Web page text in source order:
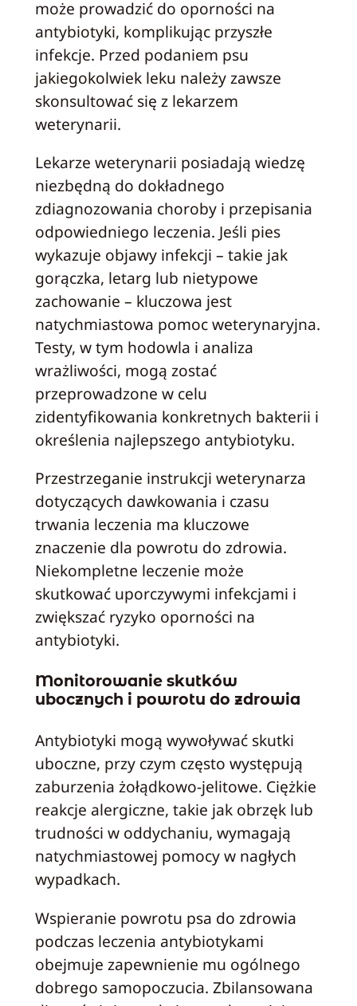
może prowadzić do oporności na
antybiotyki, komplikując przyszłe
infekcje. Przed podaniem psu
jakiegokolwiek leku należy zawsze
skonsultować się z lekarzem
weterynarii.
Lekarze weterynarii posiadają wiedzę
niezbędną do dokładnego
zdiagnozowania choroby i przepisania
odpowiedniego leczenia. Jeśli pies
wykazuje objawy infekcji – takie jak
gorączka, letarg lub nietypowe
zachowanie – kluczowa jest
natychmiastowa pomoc weterynaryjna.
Testy, w tym hodowla i analiza
wrażliwości, mogą zostać
przeprowadzone w celu
zidentyfikowania konkretnych bakterii i
określenia najlepszego antybiotyku.
Przestrzeganie instrukcji weterynarza
dotyczących dawkowania i czasu
trwania leczenia ma kluczowe
znaczenie dla powrotu do zdrowia.
Niekompletne leczenie może
skutkować uporczywymi infekcjami i
zwiększać ryzyko oporności na
antybiotyki.
Monitorowanie skutków
ubocznych i powrotu do zdrowia
Antybiotyki mogą wywoływać skutki
uboczne, przy czym często występują
zaburzenia żołądkowo-jelitowe. Ciężkie
reakcje alergiczne, takie jak obrzęk lub
trudności w oddychaniu, wymagają
natychmiastowej pomocy w nagłych
wypadkach.
Wspieranie powrotu psa do zdrowia
podczas leczenia antybiotykami
obejmuje zapewnienie mu ogólnego
dobrego samopoczucia. Zbilansowana